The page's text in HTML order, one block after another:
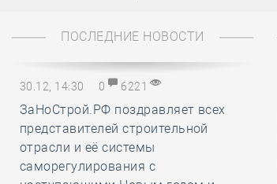
ПОСЛЕДНИЕ НОВОСТИ
30.12, 14:30 0 6221
ЗаНоСтрой.РФ поздравляет всех
представителей строительной
отрасли и её системы
саморегулирования с